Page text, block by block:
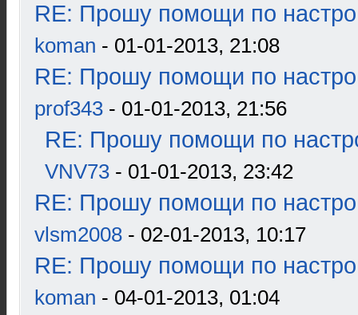
RE: Прошу помощи по
koman - 01-01-2013, 21:08
RE: Прошу помощи по
prof343 - 01-01-2013, 21:56
RE: Прошу помощи по
VNV73 - 01-01-2013, 23:42
RE: Прошу помощи по
vlsm2008 - 02-01-2013, 10:17
RE: Прошу помощи по
koman - 04-01-2013, 01:04